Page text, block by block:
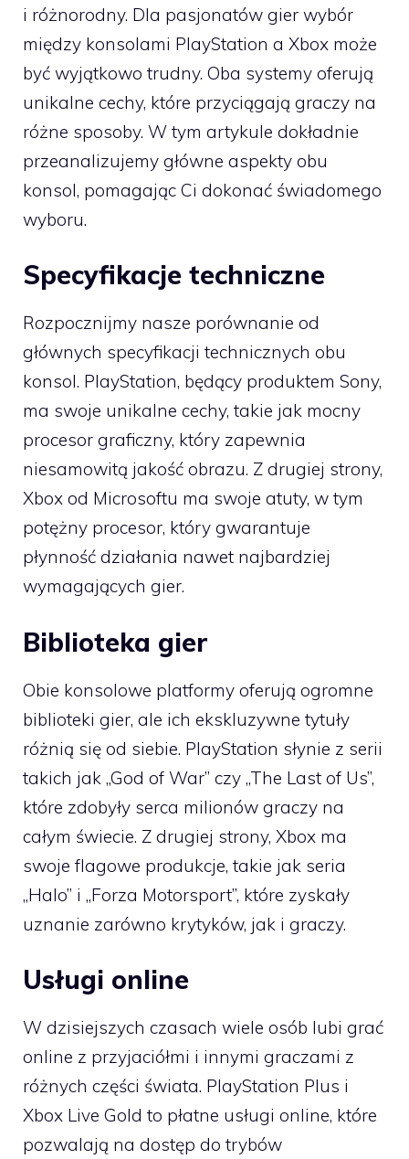
i różnorodny. Dla pasjonatów gier wybór
między konsolami PlayStation a Xbox może
być wyjątkowo trudny. Oba systemy oferują
unikalne cechy, które przyciągają graczy na
różne sposoby. W tym artykule dokładnie
przeanalizujemy główne aspekty obu
konsol, pomagając Ci dokonać świadomego
wyboru.
Specyfikacje techniczne
Rozpocznijmy nasze porównanie od
głównych specyfikacji technicznych obu
konsol. PlayStation, będący produktem Sony,
ma swoje unikalne cechy, takie jak mocny
procesor graficzny, który zapewnia
niesamowitą jakość obrazu. Z drugiej strony,
Xbox od Microsoftu ma swoje atuty, w tym
potężny procesor, który gwarantuje
płynność działania nawet najbardziej
wymagających gier.
Biblioteka gier
Obie konsolowe platformy oferują ogromne
biblioteki gier, ale ich ekskluzywne tytuły
różnią się od siebie. PlayStation słynie z serii
takich jak „God of War” czy „The Last of Us”,
które zdobyły serca milionów graczy na
całym świecie. Z drugiej strony, Xbox ma
swoje flagowe produkcje, takie jak seria
„Halo” i „Forza Motorsport”, które zyskały
uznanie zarówno krytyków, jak i graczy.
Usługi online
W dzisiejszych czasach wiele osób lubi grać
online z przyjaciółmi i innymi graczami z
różnych części świata. PlayStation Plus i
Xbox Live Gold to płatne usługi online, które
pozwalają na dostęp do trybów